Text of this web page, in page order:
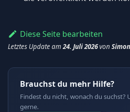
Diese Seite bearbeiten
Letztes Updateam24. Juli 2026von Simon
Brauchst du mehr Hilfe?
Findest du nicht, wonach du suchst?
gerne.